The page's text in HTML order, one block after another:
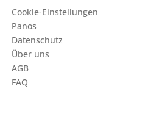
Cookie-Einstellungen
Panos
Datenschutz
Über uns
AGB
FAQ